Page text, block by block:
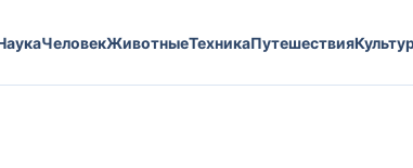
ЧеловекЖивотныеТехникаПутешествия